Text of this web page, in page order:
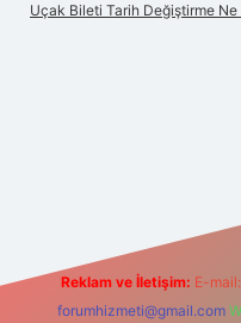
Uçak Bileti Tarih Değiştirme Ne
Reklam ve İletişim: E-mail:
forumhizmeti@gmail.com